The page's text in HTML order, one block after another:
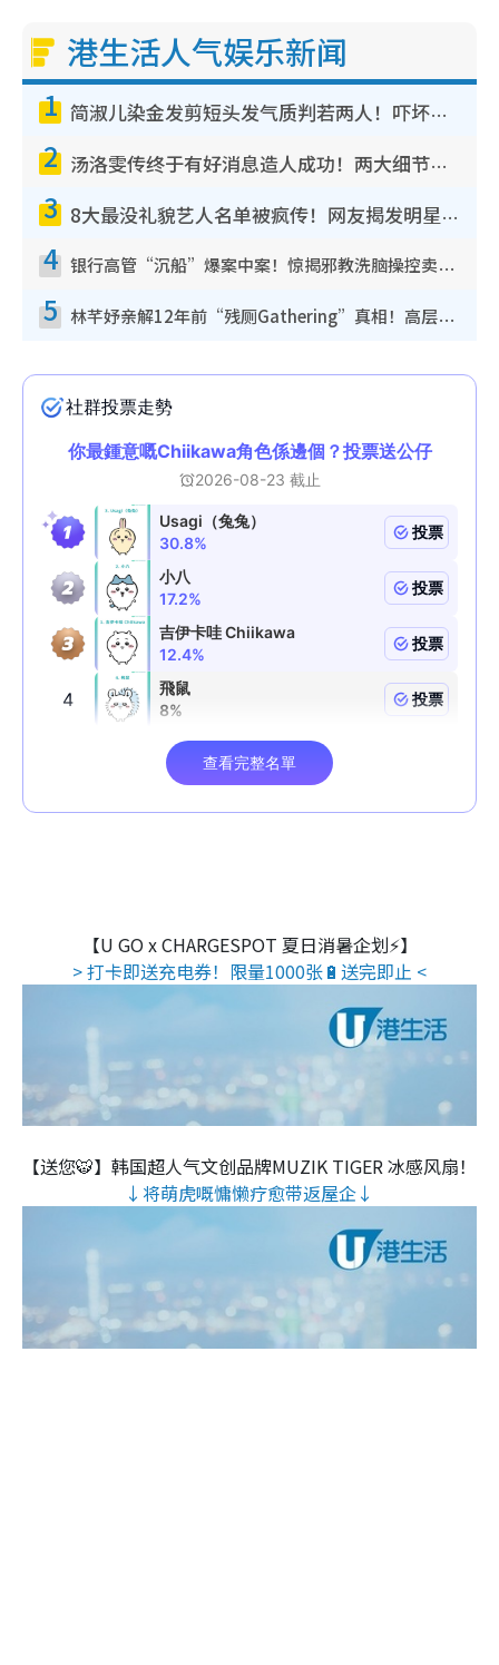
港生活人气娱乐新闻
1 简淑儿染金发剪短头发气质判若两人！吓坏老公麦大力都认不出：“你做什么？”
2 汤洛雯传终于有好消息造人成功！两大细节曝孕味极浓引猜测：大肚婆先会咁！
3 8大最没礼貌艺人名单被疯传！网友揭发明星真面目，一致数落这一位是无品天花板？
4 银行高管“沉船”爆案中案！惊揭邪教洗脑操控卖淫被吞600万，幕后黑手讲多错多
5 林芊妤亲解12年前“残厕Gathering”真相！高层解约一句话重创尊严，至今拒返TVB
【U GO x CHARGESPOT 夏日消暑企划⚡】
> 打卡即送充电券！限量1000张🔋送完即止 <
【送您🐯】韩国超人气文创品牌MUZIK TIGER 冰感风扇！
↓将萌虎嘅慵懒疗愈带返屋企↓